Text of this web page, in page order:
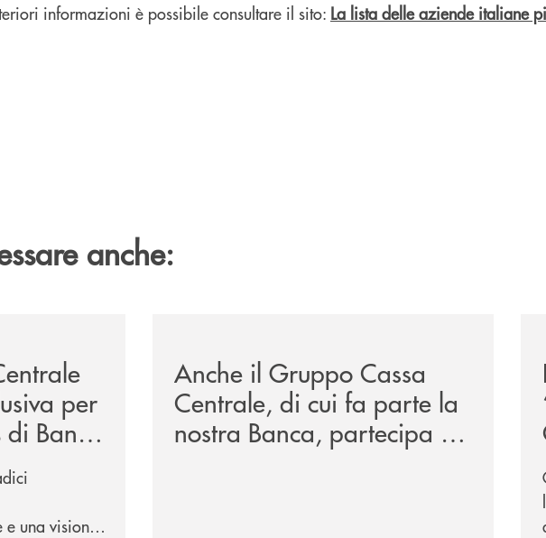
informazioni è possibile consultare il sito: La lista delle aziende italiane
anche:
per
Banca
e una visione
Anche il Gruppo Cassa
Centrale, di cui fa parte la
nostra Banca, partecipa a
EUR.BANK, il progetto di